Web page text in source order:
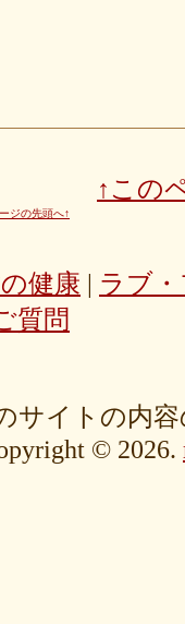
↑この
ジの先頭へ↑
健康 | ラブ
質問
サイトの内
© 2026.